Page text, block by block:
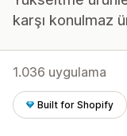
karşı konulmaz
1.036 uygulama
Built for Shopify